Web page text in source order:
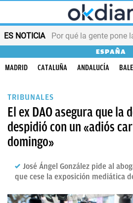
ES NOTICIA
ESPAÑA
MADRID CATALUÑA ANDALUCÍA
TRIBUNALES
El ex DAO asegura que la
despidió con un «adiós
domingo»
José Ángel González pide al
que cese la exposición mediática